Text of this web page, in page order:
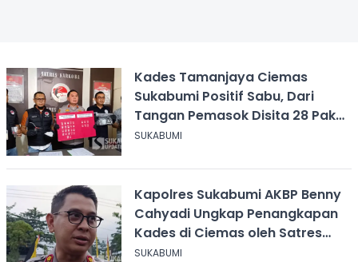
Kades Tamanjaya Ciemas
Sukabumi Positif Sabu, Dari
Tangan Pemasok Disita 28 Paket
Narkoba
SUKABUMI
Kapolres Sukabumi AKBP Benny
Cahyadi Ungkap Penangkapan
Kades di Ciemas oleh Satres
Narkoba
SUKABUMI